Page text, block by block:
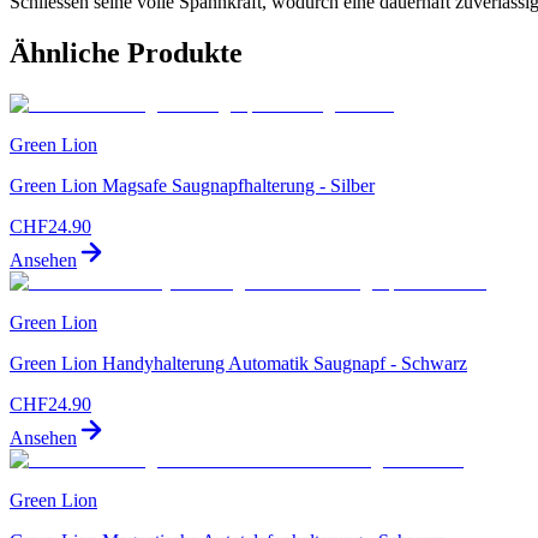
Ähnliche Produkte
Green Lion
Green Lion Magsafe Saugnapfhalterung - Silber
CHF24.90
Ansehen
Green Lion
Green Lion Handyhalterung Automatik Saugnapf - Schwarz
CHF24.90
Ansehen
Green Lion